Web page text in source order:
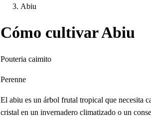
Abiu
Cómo cultivar Abiu
Pouteria caimito
Perenne
El abiu es un árbol frutal tropical que necesita
cristal en un invernadero climatizado o un